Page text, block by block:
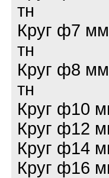
тн
Круг ф7
тн
Круг ф8
тн
Круг ф10
Круг ф12
Круг ф14
Круг ф16